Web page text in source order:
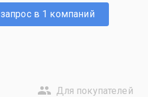
в 1 компаний
Для покупателей